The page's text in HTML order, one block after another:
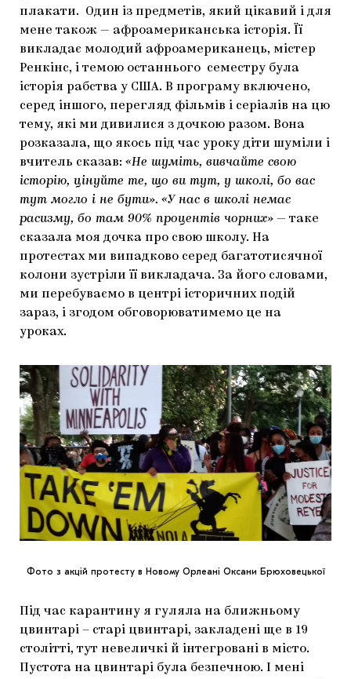
плакати. Один із предметів, який цікавий і для
мене також — афроамериканська історія. Її
викладає молодий афроамериканець, містер
Ренкінс, і темою останнього семестру була
історія рабства у США. В програму включено,
серед іншого, перегляд фільмів і серіалів на цю
тему, які ми дивилися з дочкою разом. Вона
розказала, що якось під час уроку діти шуміли і
вчитель сказав: «Не шуміть, вивчайте свою
історію, цінуйте те, що ви тут, у школі, бо вас
тут могло і не бути». «У нас в школі немає
расизму, бо там 90% процентів чорних» — таке
сказала моя дочка про свою школу. На
протестах ми випадково серед багатотисячної
колони зустріли її викладача. За його словами,
ми перебуваємо в центрі історичних подій
зараз, і згодом обговорюватимемо це на
уроках.
Фото з акцій протесту в Новому Орлеані Оксани Брюховецької
Під час карантину я гуляла на ближньому
цвинтарі – старі цвинтарі, закладені ще в 19
столітті, тут невеличкі й інтегровані в місто.
Пустота на цвинтарі була безпечною. І мені